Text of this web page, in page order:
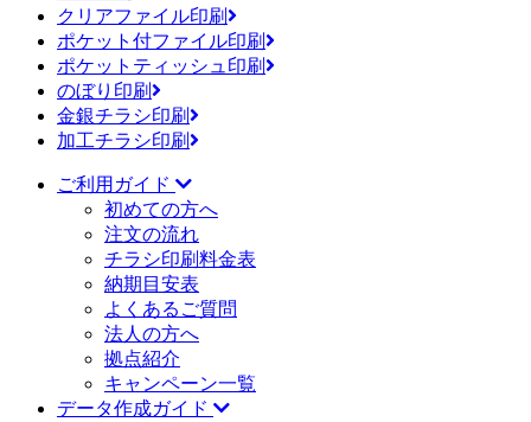
クリアファイル印刷
ポケット付ファイル印刷
ポケットティッシュ印刷
のぼり印刷
金銀チラシ印刷
加工チラシ印刷
ご利用ガイド
初めての方へ
注文の流れ
チラシ印刷料金表
納期目安表
よくあるご質問
法人の方へ
拠点紹介
キャンペーン一覧
データ作成ガイド